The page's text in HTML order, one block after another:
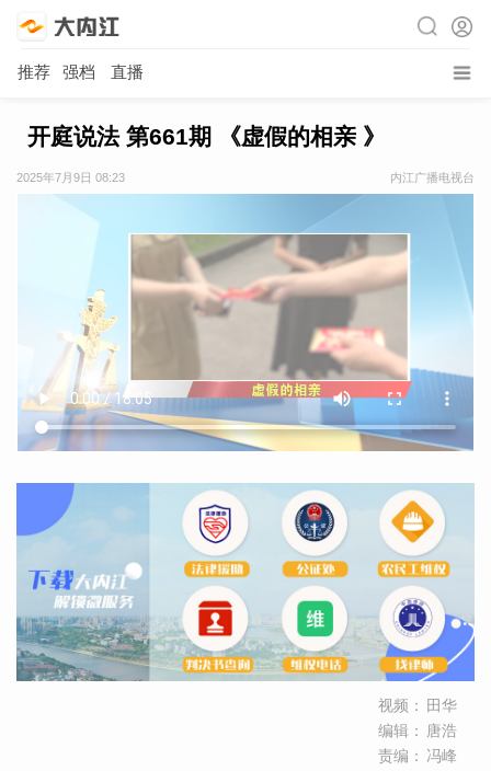
推荐 强档 直播
开庭说法 第661期 《虚假的相亲 》
内江广播电视台
2025年7月9日 08:23
视频：
田华
编辑： 唐浩
责编： 冯峰